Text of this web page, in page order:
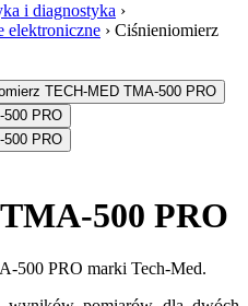
i diagnostyka ›
elektroniczne › Ciśnieniomierz
500 PRO
500 PRO marki Tech-Med.